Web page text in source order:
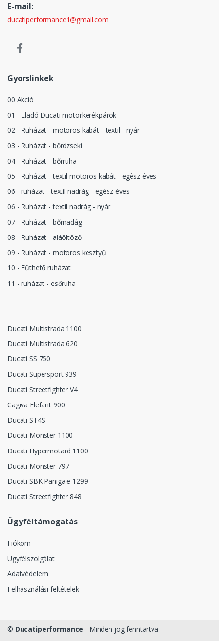
E-mail:
ducatiperformance1@gmail.com
Gyorslinkek
00 Akció
01 - Eladó Ducati motorkerékpárok
02 - Ruházat - motoros kabát - textil - nyár
03 - Ruházat - bőrdzseki
04 - Ruházat - bőrruha
05 - Ruházat - textil motoros kabát - egész éves
06 - ruházat - textil nadrág - egész éves
06 - Ruházat - textil nadrág - nyár
07 - Ruházat - bőrnadág
08 - Ruházat - aláöltöző
09 - Ruházat - motoros kesztyű
10 - Fűthető ruházat
11 - ruházat - esőruha
Ducati Multistrada 1100
Ducati Multistrada 620
Ducati SS 750
Ducati Supersport 939
Ducati Streetfighter V4
Cagiva Elefant 900
Ducati ST4S
Ducati Monster 1100
Ducati Hypermotard 1100
Ducati Monster 797
Ducati SBK Panigale 1299
Ducati Streetfighter 848
Ügyféltámogatás
Fiókom
Ügyfélszolgálat
Adatvédelem
Felhasználási feltételek
© Ducatiperformance - Minden jog fenntartva